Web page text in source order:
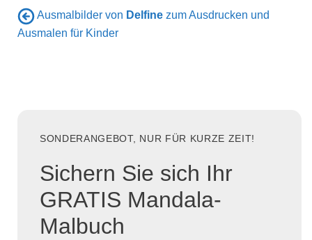
Ausmalbilder von Delfine zum Ausdrucken und
Ausmalen für Kinder
SONDERANGEBOT, NUR FÜR KURZE ZEIT!
Sichern Sie sich Ihr
GRATIS Mandala-
Malbuch